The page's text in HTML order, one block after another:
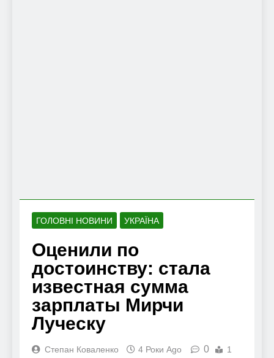
ГОЛОВНІ НОВИНИ УКРАЇНА
Оценили по
достоинству: стала
известная сумма
зарплаты Мирчи
Луческу
Степан Коваленко 4 Роки Ago 0
1